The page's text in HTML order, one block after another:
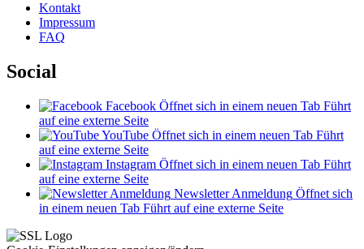
Kontakt
Impressum
FAQ
Social
Facebook Öffnet sich in einem neuen Tab Führt
auf eine externe Seite
YouTube Öffnet sich in einem neuen Tab Führt
auf eine externe Seite
Instagram Öffnet sich in einem neuen Tab Führt
auf eine externe Seite
Newsletter Anmeldung Öffnet sich
in einem neuen Tab Führt auf eine externe Seite